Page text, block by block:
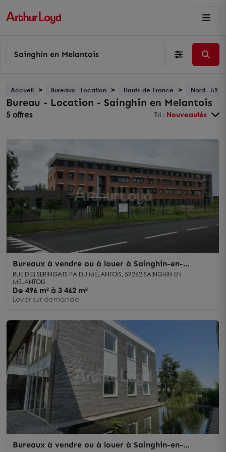
Sainghin en Melantois
Accueil Bureaux - Location Hauts-de-France Nord - 59
Bureau - Location - Sainghin en Melantois
5 offres Tri : Nouveautés
Bureaux à vendre ou à louer à Sainghin-en-
Mélantois proche axes routiers
RUE DES SERINGATS PA DU MÉLANTOIS, 59262 SAINGHIN EN
MELANTOIS
De 496 m² à 3 462 m²
Loyer sur demande
Bureaux à vendre ou à louer à Sainghin-en-